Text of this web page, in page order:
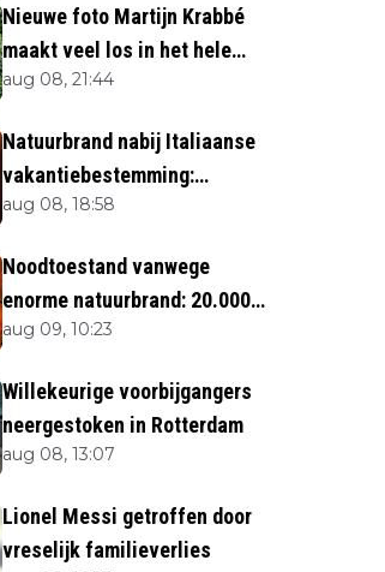
Nieuwe foto Martijn Krabbé
maakt veel los in het hele
land
aug 08, 21:44
Natuurbrand nabij Italiaanse
vakantiebestemming:
Toeristen uit verblijven
aug 08, 18:58
Noodtoestand vanwege
enorme natuurbrand: 20.000
mensen op de vlucht
aug 09, 10:23
Willekeurige voorbijgangers
neergestoken in Rotterdam
aug 08, 13:07
Lionel Messi getroffen door
vreselijk familieverlies